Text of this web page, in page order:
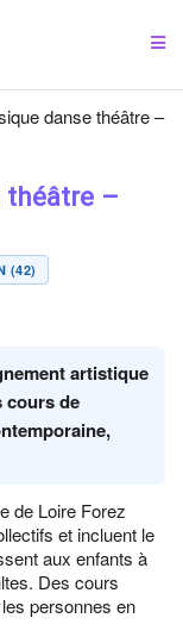
danse théâtre –
théâtre –
(42)
artistique
cours de
de Loire Forez
et incluent le
aux enfants à
Des cours
personnes en